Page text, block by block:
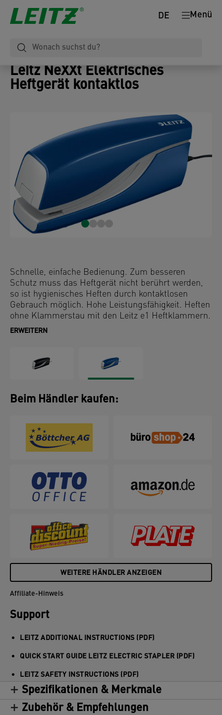
Menü
DE
Leitz NeXXt Elektrisches
Heftgerät kontaktlos
Schnelle, einfache Bedienung. Zum besseren
Schutz muss das Heftgerät nicht berührt werden,
so ist hygienisches Heften durch kontaktlosen
Gebrauch möglich. Hohe Leistungsfähigkeit. Heften
ohne Klammerstau mit den Leitz e1 Heftklammern.
ERWEITERN
Beim Händler kaufen:
WEITERE HÄNDLER ANZEIGEN
Affiliate-Hinweis
Support
LEITZ ADDITIONAL INSTRUCTIONS (PDF)
QUICK START GUIDE LEITZ ELECTRIC STAPLER (PDF)
LEITZ SAFETY INSTRUCTIONS (PDF)
Spezifikationen & Merkmale
Zubehör & Empfehlungen